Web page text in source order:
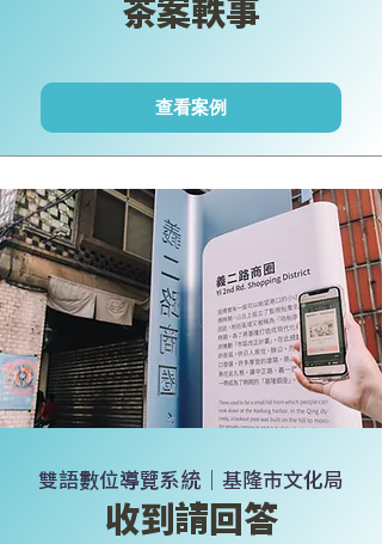
查看案例
雙語數位導覽系統｜基隆市文化局
收到請回答